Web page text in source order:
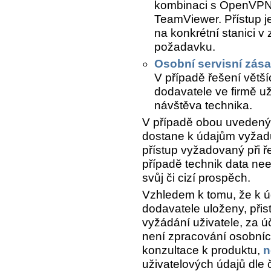
kombinaci s
TeamViewer. Přístup
na konkrétní stanici v
požadavku.
Osobní servisní
V případě řešení
dodavatele ve firmě
návštěva technika.
V případě obou
dostane k údajům
přístup vyžadovaný při
případě technik data
svůj či cizí prospěch.
Vzhledem k tomu, že k
dodavatele uloženy,
vyžádání uživatele, za
není zpracování
konzultace k produktu,
uživatelových údajů dle